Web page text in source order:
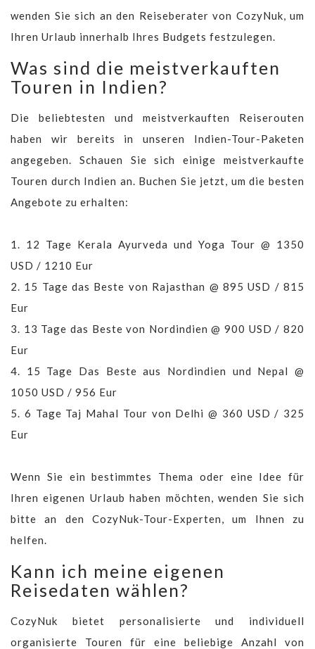
wenden Sie sich an den Reiseberater von CozyNuk, um
Ihren Urlaub innerhalb Ihres Budgets festzulegen.
Was sind die meistverkauften
Touren in Indien?
Die beliebtesten und meistverkauften Reiserouten
haben wir bereits in unseren Indien-Tour-Paketen
angegeben. Schauen Sie sich einige meistverkaufte
Touren durch Indien an. Buchen Sie jetzt, um die besten
Angebote zu erhalten:
1. 12 Tage Kerala Ayurveda und Yoga Tour @ 1350
USD / 1210 Eur
2. 15 Tage das Beste von Rajasthan @ 895 USD / 815
Eur
3. 13 Tage das Beste von Nordindien @ 900 USD / 820
Eur
4. 15 Tage Das Beste aus Nordindien und Nepal @
1050 USD / 956 Eur
5. 6 Tage Taj Mahal Tour von Delhi @ 360 USD / 325
Eur
Wenn Sie ein bestimmtes Thema oder eine Idee für
Ihren eigenen Urlaub haben möchten, wenden Sie sich
bitte an den CozyNuk-Tour-Experten, um Ihnen zu
helfen.
Kann ich meine eigenen
Reisedaten wählen?
CozyNuk bietet personalisierte und individuell
organisierte Touren für eine beliebige Anzahl von